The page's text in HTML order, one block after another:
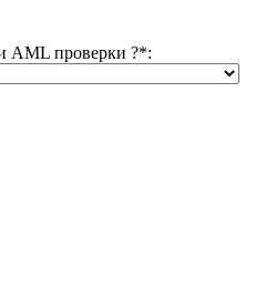
AML проверки ?*: